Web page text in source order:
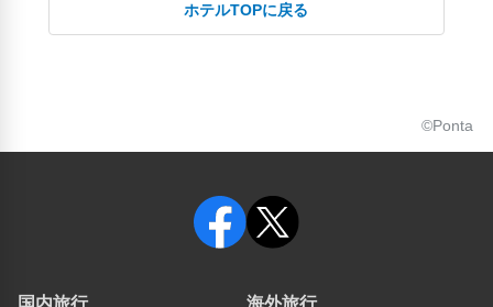
ホテルTOPに戻る
©Ponta